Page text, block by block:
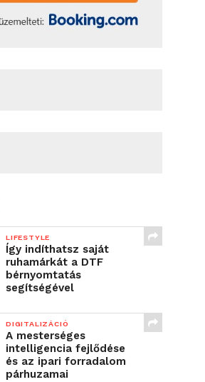
LIFESTYLE
Így indíthatsz saját
ruhamárkát a DTF
bérnyomtatás
segítségével
DIGITALIZÁCIÓ
A mesterséges
intelligencia fejlődése
és az ipari forradalom
párhuzamai